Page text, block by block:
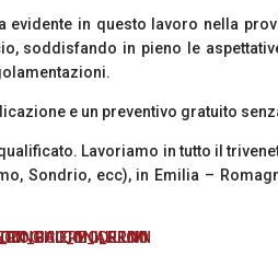
in questo lavoro nella
soddisfando in pieno le
e un preventivo gratuito
Lavoriamo in tutto il
Sondrio, ecc), in Emilia –